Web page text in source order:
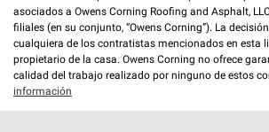
asociados a Owens Corning Roofing and Asphalt,
filiales (en su conjunto, “Owens Corning”). La
cualquiera de los contratistas mencionados en esta
propietario de la casa. Owens Corning no ofrece
calidad del trabajo realizado por ninguno de estos
información